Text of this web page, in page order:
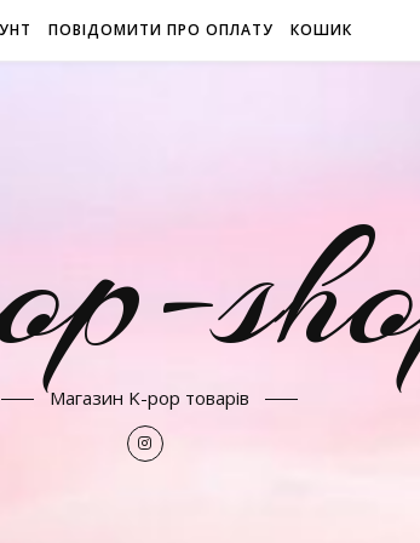
ПОВІДОМИТИ ПРО ОПЛАТУ КОШИК
Магазин K-pop товарів